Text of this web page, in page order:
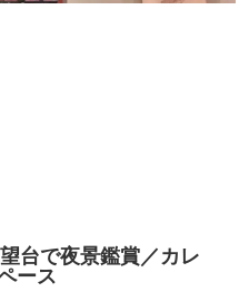
台で夜景鑑賞／カレ
ース